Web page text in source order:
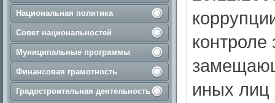
Национальная политика
Совет национальностей
Муниципальные программы
Финансовая грамотность
Градостроительная деятельность
контроле
иных